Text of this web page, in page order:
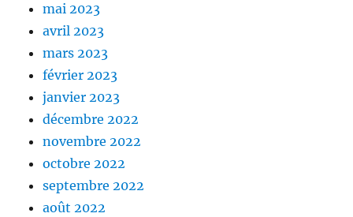
mai 2023
avril 2023
mars 2023
février 2023
janvier 2023
décembre 2022
novembre 2022
octobre 2022
septembre 2022
août 2022